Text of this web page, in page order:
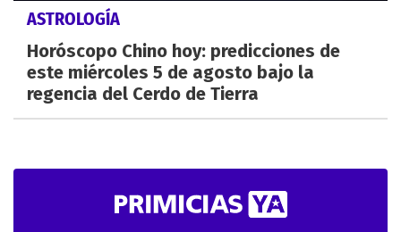
ASTROLOGÍA
Horóscopo Chino hoy: predicciones de
este miércoles 5 de agosto bajo la
regencia del Cerdo de Tierra